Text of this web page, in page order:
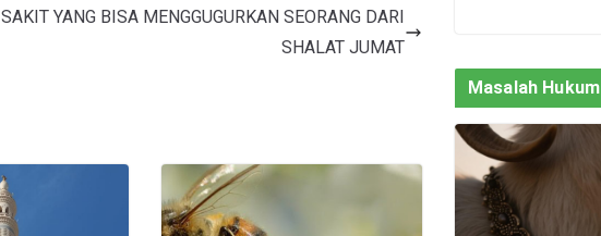
SAKIT YANG BISA MENGGUGURKAN SEORANG DARI
SHALAT JUMAT
Masalah Hukum